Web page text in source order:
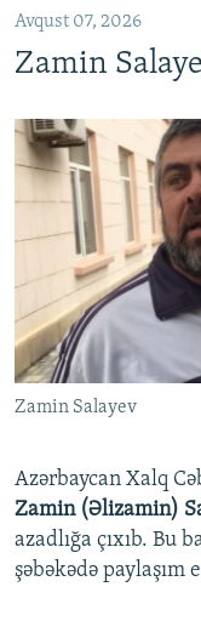
Avqust 07, 2026
Zamin
Zamin Salayev
Azərbaycan Xalq
Zamin (Əlizamin)
azadlığa çıxıb. Bu
şəbəkədə paylaşım